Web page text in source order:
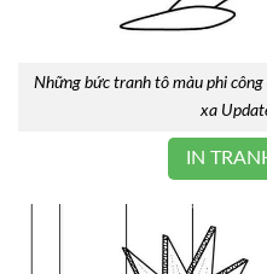
Những bức tranh tô màu phi
xa
IN